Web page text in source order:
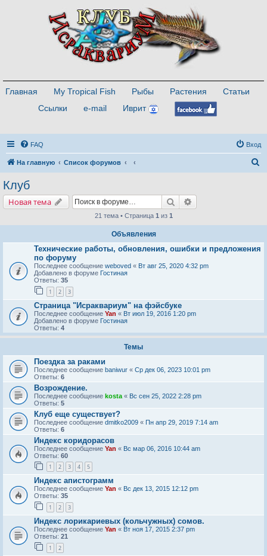
Главная My Tropical Fish Рыбы Растения
Статьи
Ссылки
e-mail Иврит
FAQ Вход
На главную Список форумов
Клуб
Новая тема Поиск
21 тема • Страница 1 из 1
Объявления
Технические работы, обновления, ошибки и предложения
по форуму
Последнее сообщение weboved « Вт авг 25, 2020 4:32 pm
Добавлено в форуме Гостиная
Ответы: 35
1 2 3
Страница "Исраквариум" на фэйсбуке
Последнее сообщение Yan « Вт июл 19, 2016 1:20 pm
Добавлено в форуме Гостиная
Ответы: 4
Темы
Поездка за раками
Последнее сообщение baniwur « Ср дек 06, 2023 10:01 pm
Ответы: 6
Возрождение.
Последнее сообщение kosta « Вс сен 25, 2022 2:28 pm
Ответы: 5
Клуб еще существует?
Последнее сообщение dmitko2009 « Пн апр 29, 2019 7:14 am
Ответы: 6
Индекс коридорасов
Последнее сообщение Yan « Вс мар 06, 2016 10:44 am
Ответы: 60
1 2 3 4 5
Индекс апистограмм
Последнее сообщение Yan « Вс дек 13, 2015 12:12 pm
Ответы: 35
1 2 3
Индекс лорикариевых (кольчужных) сомов.
Последнее сообщение Yan « Вт ноя 17, 2015 2:37 pm
Ответы: 21
1 2